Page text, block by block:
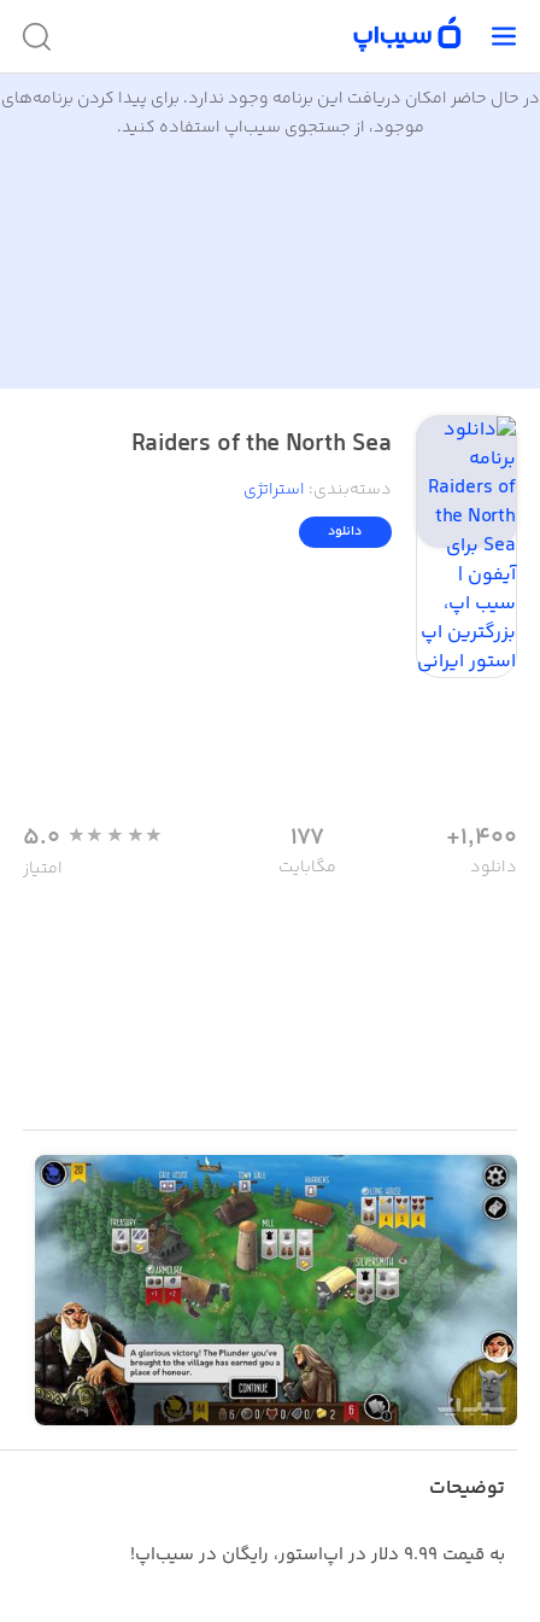
در حال حاضر امکان دریافت این برنامه وجود ندارد. برای پیدا کردن برنامه‌های
موجود، از جستجوی سیب‌اپ استفاده کنید.
Raiders of the North Sea
دسته‌بندی: استراتژی
دانلود
1,400+
دانلود
177
مگابایت
5.0
امتیاز
توضیحات
به قیمت ۹.۹۹ دلار در اپ‌استور، رایگان در سیب‌اپ!